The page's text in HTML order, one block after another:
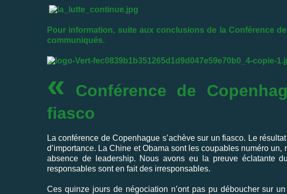
Pour information, suite aux conclusions de la Conférence
communiqués.
« Conférence de
fiasco
La conférence de Copenhague s’achève sur un fiasco. Le
d’importance. La Chine et Obama sont les coupables numéro
absence de leadership. Nous avons eu la preuve éclatante
responsables sont en fait des irresponsables.
Ces quinze jours de négociation n’ont pas pu déboucher sur